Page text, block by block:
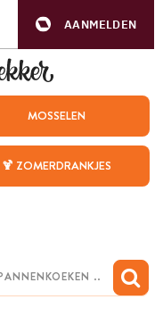
AANMELDEN
MOSSELEN
🍹 ZOMERDRANKJES